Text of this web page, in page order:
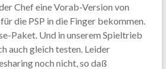
Chef eine Vorab-Version von
die PSP in die Finger bekommen.
Paket. Und in unserem Spieltrieb
auch gleich testen. Leider
noch nicht, so daß